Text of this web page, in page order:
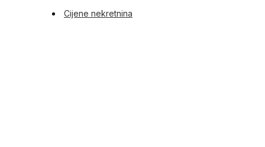
Cijene nekretnina